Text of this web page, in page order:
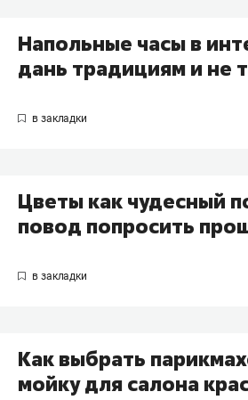
Напольные часы в
дань традициям и не
Цветы как чудесный
повод попросить
Как выбрать
мойку для салона